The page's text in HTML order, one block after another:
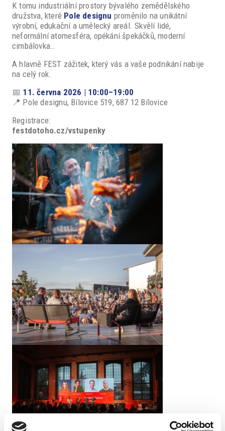
K tomu industriální prostory bývalého zemědělského
družstva, které Pole designu proměnilo na unikátní
výrobní, edukační a umělecký areál. Skvělí lidé,
neformální atomesféra, opékání špekáčků, moderní
cimbálovka…
A hlavně FEST zážitek, který vás a vaše podnikání nabije
na celý rok.
📅 11. června 2026 | 10:00–19:00
📍 Pole designu, Bílovice 519, 687 12 Bílovice
Registrace:
festdotoho.cz/vstupenky